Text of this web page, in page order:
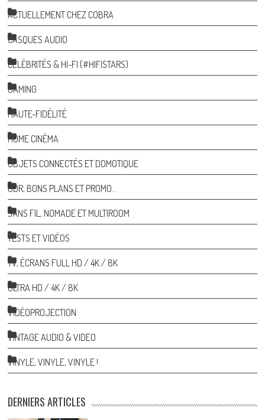
ACTUELLEMENT CHEZ COBRA
CASQUES AUDIO
CÉLÉBRITÉS & HI-FI (#HIFISTARS)
GAMING
HAUTE-FIDÉLITÉ
HOME CINÉMA
OBJETS CONNECTÉS ET DOMOTIQUE
ODR, BONS PLANS ET PROMO…
SANS FIL, NOMADE ET MULTIROOM
TESTS ET VIDÉOS
TV, ÉCRANS FULL HD / 4K / 8K
ULTRA HD / 4K / 8K
VIDÉOPROJECTION
VINTAGE AUDIO & VIDEO
VINYLE, VINYLE, VINYLE !
DERNIERS ARTICLES